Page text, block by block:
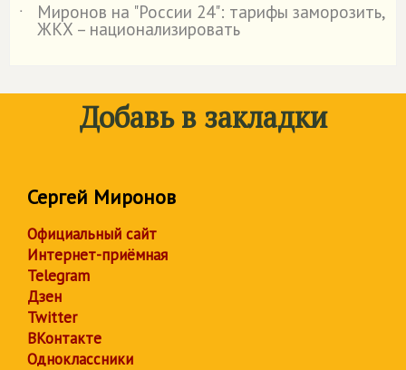
˙
Миронов на "России 24": тарифы заморозить,
ЖКХ – национализировать
Добавь в закладки
Сергей Миронов
Официальный сайт
Интернет-приёмная
Telegram
Дзен
Twitter
ВКонтакте
Одноклассники